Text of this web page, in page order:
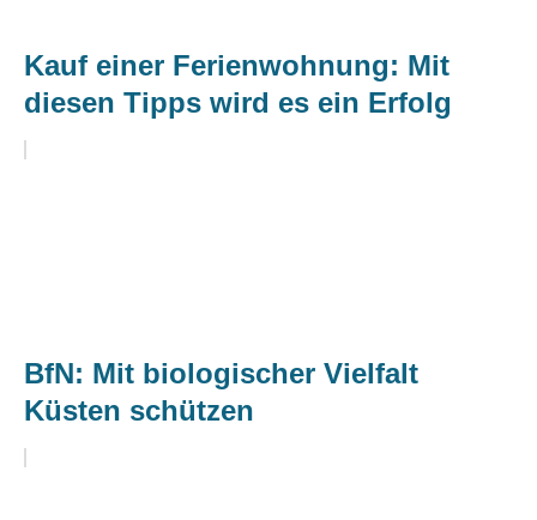
Kauf einer Ferienwohnung: Mit
diesen Tipps wird es ein Erfolg
BfN: Mit biologischer Vielfalt
Küsten schützen